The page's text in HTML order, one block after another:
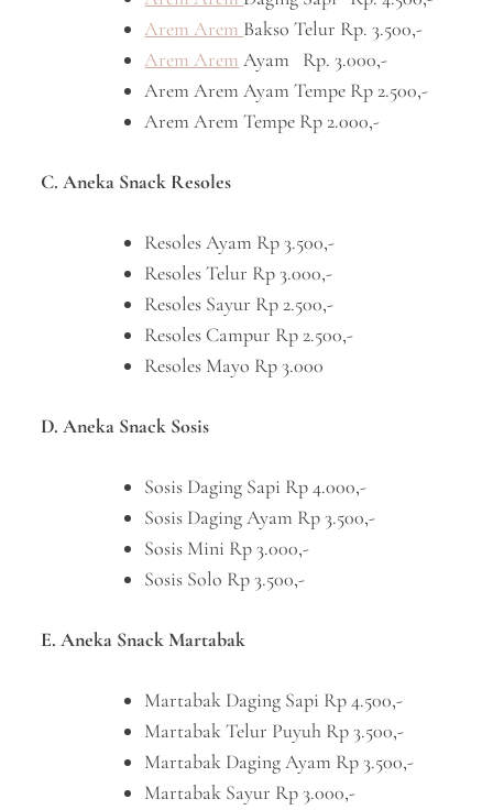
Arem Arem Bakso Telur Rp. 3.500,-
Arem Arem Ayam Rp. 3.000,-
Arem Arem Ayam Tempe Rp 2.500,-
Arem Arem Tempe Rp 2.000,-
C. Aneka Snack Resoles
Resoles Ayam Rp 3.500,-
Resoles Telur Rp 3.000,-
Resoles Sayur Rp 2.500,-
Resoles Campur Rp 2.500,-
Resoles Mayo Rp 3.000
D. Aneka Snack Sosis
Sosis Daging Sapi Rp 4.000,-
Sosis Daging Ayam Rp 3.500,-
Sosis Mini Rp 3.000,-
Sosis Solo Rp 3.500,-
E. Aneka Snack Martabak
Martabak Daging Sapi Rp 4.500,-
Martabak Telur Puyuh Rp 3.500,-
Martabak Daging Ayam Rp 3.500,-
Martabak Sayur Rp 3.000,-